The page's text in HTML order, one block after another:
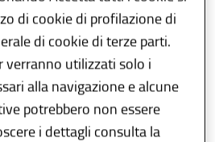
trasmettere all’Autorità
Comuni interessati i dati
delle emissioni richiesti
Integrata Ambientale,
e frequenze stabilite
stessa.
di cookie di profilazione di
di cookie di terze parti.
verranno utilizzati solo i
alla navigazione e alcune
potrebbero non essere
i dettagli consulta la